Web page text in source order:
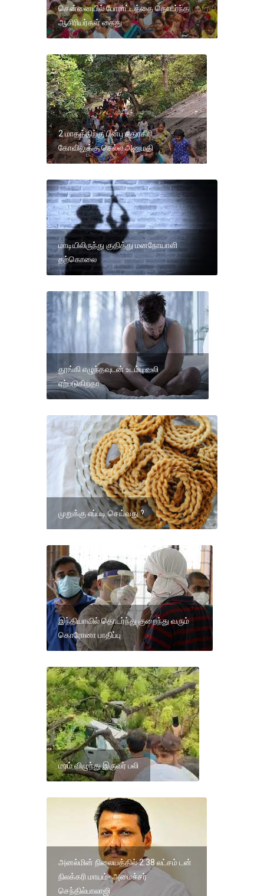
சென்னையில் போராட்டத்தை தொடர்ந்த
ஆசிரியர்கள் கைது
2 மாதத்திற்கு பின்பு சதுரகிரி
கோவிலுக்கு செல்ல அனுமதி
மாடியிலிருந்து குதித்து மனநோயாளி
தற்கொலை
தூங்கி எழுந்தவுடன் உடம்பு வலி
ஏற்படுகிறதா
முறுக்கு எப்படி செய்வது ?
இந்தியாவில் தொடர்ந்து குறைந்து வரும்
கொரோனா பாதிப்பு
மரம் விழுந்து இருவர் பலி
அனல்மின் நிலையத்தில் 2.38 லட்சம் டன்
நிலக்கரி மாயம்- அமைச்சர்
செந்தில்பாலாஜி